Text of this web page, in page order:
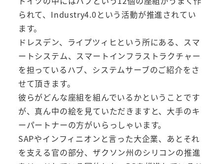
られて、Industry4.0という活動が推進されてい
ます。
ドレスデン、ライプツィヒという所にある、スマ
ートシステム、スマートインフラストラクチャー
を担っているハブ、システムサーブのご紹介をさ
せて頂きます。
彼らがどんな座組を組んでいるかということです
が、真ん中の絵を見ていただきますと、大手のキ
ーパートナーの方がいらっしゃいます。
SAPやインフィニオンと言った大企業、あとそれ
を支える官の部分、ザクソン州のシリコンの推進